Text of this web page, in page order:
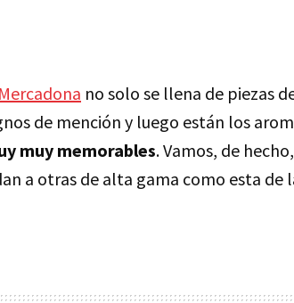
Mercadona no solo se llena de piezas
de mención y luego están los
muy memorables. Vamos, de
a otras de alta gama como esta de